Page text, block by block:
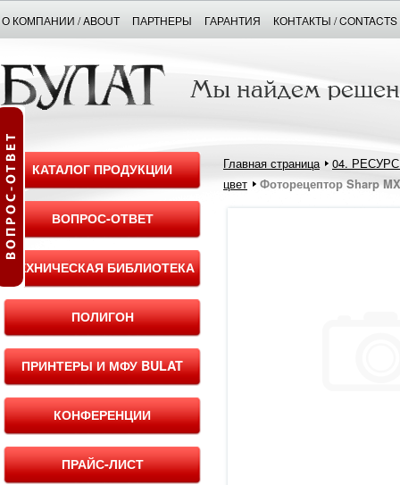
О КОМПАНИИ / ABOUT ПАРТНЕРЫ ГАРАНТИЯ КОНТАКТЫ / CONTACTS
КАТАЛОГ ПРОДУКЦИИ
ВОПРОС-ОТВЕТ
ТЕХНИЧЕСКАЯ БИБЛИОТЕКА
ПОЛИГОН
ПРИНТЕРЫ И МФУ BULAT
КОНФЕРЕНЦИИ
ПРАЙС-ЛИСТ
Главная страница
04.
цвет
Фоторецептор Sharp